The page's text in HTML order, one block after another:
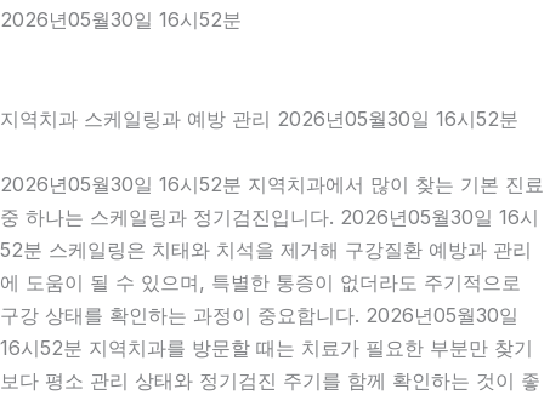
2026년05월30일 16시52분
지역치과 스케일링과 예방 관리 2026년05월30일 16시52분
2026년05월30일 16시52분 지역치과에서 많이 찾는 기본 진료
중 하나는 스케일링과 정기검진입니다. 2026년05월30일 16시
52분 스케일링은 치태와 치석을 제거해 구강질환 예방과 관리
에 도움이 될 수 있으며, 특별한 통증이 없더라도 주기적으로
구강 상태를 확인하는 과정이 중요합니다. 2026년05월30일
16시52분 지역치과를 방문할 때는 치료가 필요한 부분만 찾기
보다 평소 관리 상태와 정기검진 주기를 함께 확인하는 것이 좋